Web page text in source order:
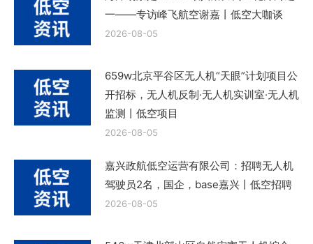
一——专访峰飞航空谢嘉丨低空大咖谈
2026-08-05
659w北京平谷区无人机“天眼”计划项目公
开招标，无人机反制·无人机实训室·无人机
监测丨低空项目
2026-08-05
嘉兴政航低空运营有限公司：招聘无人机
驾驶员2名，国企，base嘉兴丨低空招聘
2026-08-05